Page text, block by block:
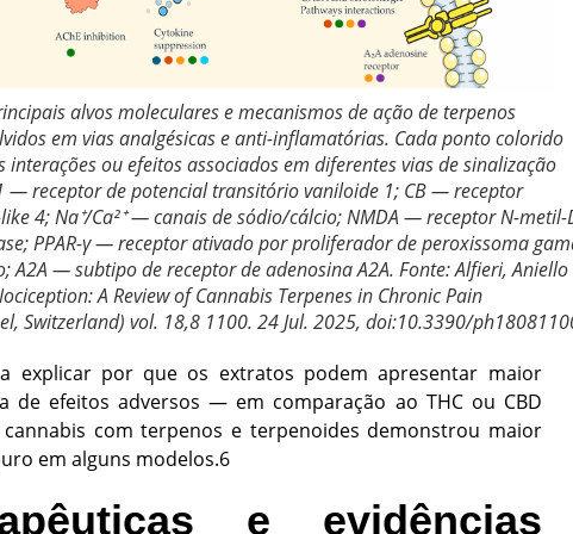
alvos moleculares e mecanismos de ação de terpenos
em vias analgésicas e anti-inflamatórias. Cada ponto colorido
ou efeitos associados em diferentes vias de sinalização
— receptor de potencial transitório vaniloide 1; CB — receptor
4; Na⁺/Ca²⁺ — canais de sódio/cálcio; NMDA — receptor N-metil-
PPAR-γ — receptor ativado por proliferador de peroxissoma
— subtipo de receptor de adenosina A2A. Fonte: Alfieri, Aniello
A Review of Cannabis Terpenes in Chronic Pain
Switzerland) vol. 18,8 1100. 24 Jul. 2025, doi:10.3390/
explicar por que os extratos podem apresentar maior
de efeitos adversos — em comparação ao THC ou CBD
com terpenos e terpenoides demonstrou maior
em alguns modelos.6
e evidências